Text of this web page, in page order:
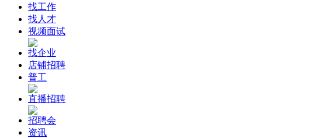
找工作
找人才
视频面试
找企业
店铺招聘
普工
直播招聘
招聘会
资讯